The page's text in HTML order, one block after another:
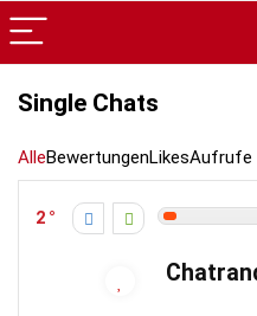
Single Chats
AlleBewertungenLikesAufrufe
2